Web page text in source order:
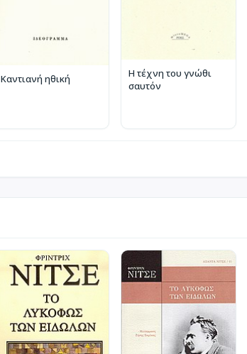
Καντιανή ηθική
Η τέχνη του γνώθι
σαυτόν